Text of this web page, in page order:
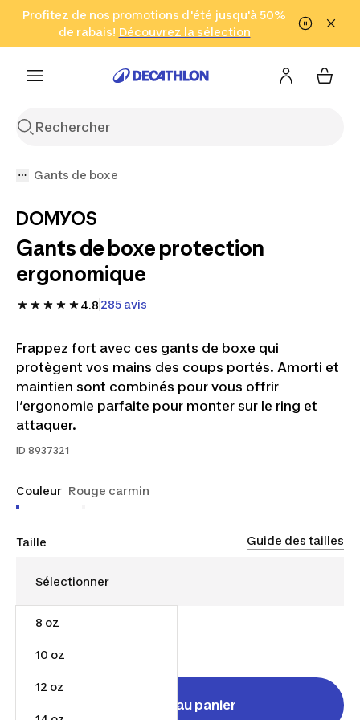
Aller à la recherche Aller au contenu Aller au pied de
Profitez de nos promotions d'été jusqu'à 50%
de rabais! Découvrez la sélection
Cliquez ici
en seulement 2 h!
(Zones sélectionnées)
Gants de boxe
DOMYOS
Gants de boxe protection
ergonomique
4.8 285 avis
Frappez fort avec ces gants de boxe qui
protègent vos mains des coups portés. Amorti et
maintien sont combinés pour vous offrir
l’ergonomie parfaite pour monter sur le ring et
attaquer.
ID 8937321
Couleur Rouge carmin
Taille Guide des tailles
8 oz
10 oz
12 oz
Ajouter au panier